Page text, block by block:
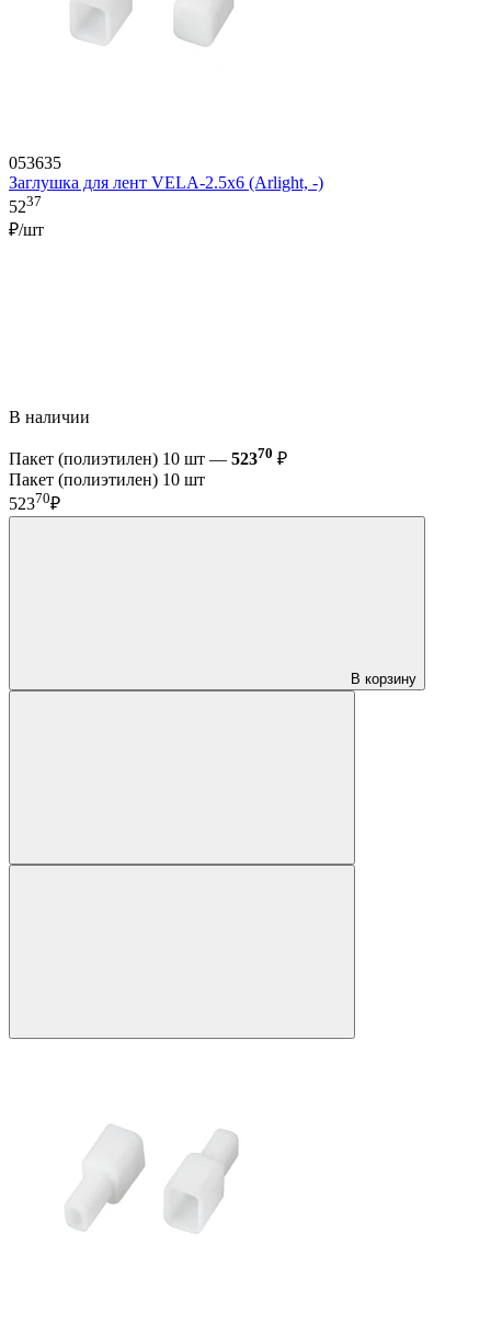
053635
Заглушка для лент VELA-2.5x6 (Arlight, -)
5237
₽/шт
В наличии
Пакет (полиэтилен) 10 шт — 52370 ₽
Пакет (полиэтилен) 10 шт
52370₽
В корзину